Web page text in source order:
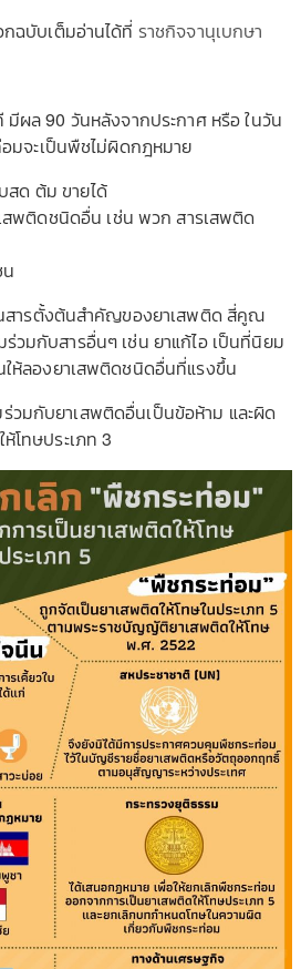
ฉบับเต็มอ่านได้ที่ ราชกิจจานุเบกษา
ผล 90 วันหลังจากประกาศ หรือ ในวัน
มจะเป็นพืชไม่ผิดกฎหมาย
สด ต้ม ขายได้
สพติดชนิดอื่น เช่น พวก สารเสพติด
น
นสารตั้งต้นสำคัญของยาเสพติด สี่คูณ
วมกับสารอื่นๆ เช่น ยาแก้ไอ เป็นที่นิยม
ห้ลองยาเสพติดชนิดอื่นที่แรงขึ้น
วมกับยาเสพติดอื่นเป็นข้อห้าม และผิด
โทษประเภท 3